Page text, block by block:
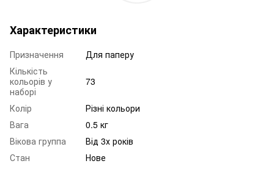
Характеристики
Призначення
Для паперу
Кількість
кольорів у
наборі
73
Колір
Різні кольори
Вага
0.5 кг
Вікова группа
Від 3х років
Стан
Нове